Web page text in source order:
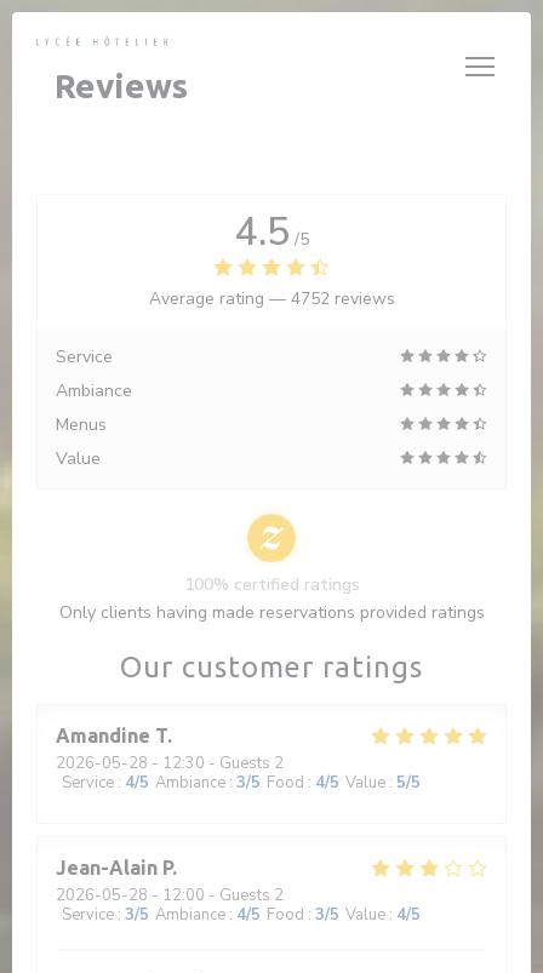
Personalizing your cookie choices
Reviews
Our customer ratings
Amandine T
2026-05-28 - 12:30 - Guests 2
Service : 4/5 Ambiance : 3/5 Food : 4/5 Value : 5/5
Jean-Alain P
2026-05-28 - 12:00 - Guests 2
Service : 3/5 Ambiance : 4/5 Food : 3/5 Value : 4/5
4.5 /5
Average rating — 4752 reviews
Service
Ambiance
Menus
Value
100% certified ratings
Only clients having made reservations provided ratings